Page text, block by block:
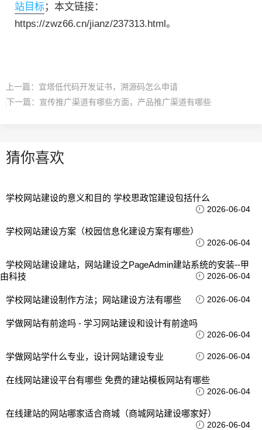
站目标；本文链接：
https://zwz66.cn/jianz/237313.html。
上一篇： 宜塔低代码开发证书，溯源码怎么申请
下一篇： 宣传推广渠道有哪些方面，产品推广渠道有哪些
猜你喜欢
学校网站建设的意义和目的 学校思政馆建设包括什么
2026-06-04
学校网站建设方案（校园信息化建设方案有哪些）
2026-06-04
学校网站建设建站，网站建设之PageAdmin建站系统的安装--甲
由科技
2026-06-04
学校网站建设制作方法；网站建设方法有哪些 2026-06-04
学做网站有前途吗 - 学习网站建设和设计有前途吗
2026-06-04
学做网站学什么专业，设计网站建设专业 2026-06-04
在线网站建设平台有哪些 免费的建站模板网站有哪些
2026-06-04
在线建站的网站哪家适合商城（商城网站建设哪家好）
2026-06-04